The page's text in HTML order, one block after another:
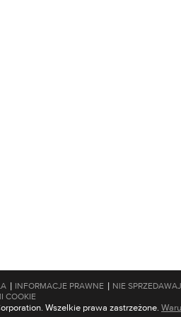
| INFORMACJE PRAWNE | NIE
COOKIE
Wszelkie prawa zastrzeżone.